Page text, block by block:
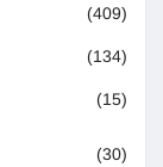
(409)
(134)
(15)
(30)